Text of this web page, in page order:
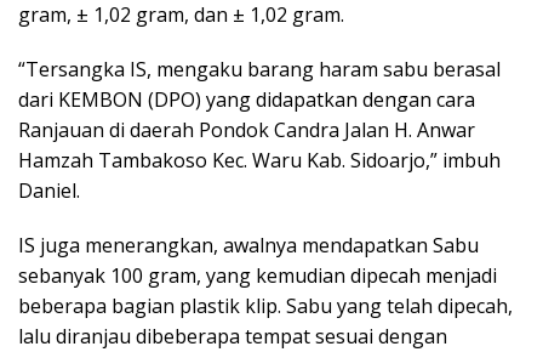
gram, ± 1,02 gram, dan ± 1,02 gram.
“Tersangka IS, mengaku barang haram sabu berasal
dari KEMBON (DPO) yang didapatkan dengan cara
Ranjauan di daerah Pondok Candra Jalan H. Anwar
Hamzah Tambakoso Kec. Waru Kab. Sidoarjo,” imbuh
Daniel.
IS juga menerangkan, awalnya mendapatkan Sabu
sebanyak 100 gram, yang kemudian dipecah menjadi
beberapa bagian plastik klip. Sabu yang telah dipecah,
lalu diranjau dibeberapa tempat sesuai dengan